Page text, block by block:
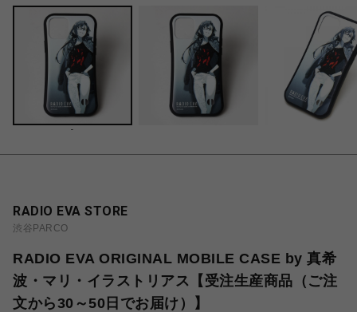
-
RADIO EVA STORE
渋谷PARCO
RADIO EVA ORIGINAL MOBILE CASE by 真希
波・マリ・イラストリアス【受注生産商品（ご注
文から30～50日でお届け）】